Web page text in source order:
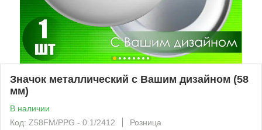
Значок металлический с Вашим дизайном (58
мм)
В наличии
Код: Z58FM/PPG - 0.1/2412
Розница